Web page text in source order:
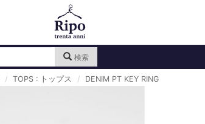
検索
TOPS : トップス DENIM PT KEY RING